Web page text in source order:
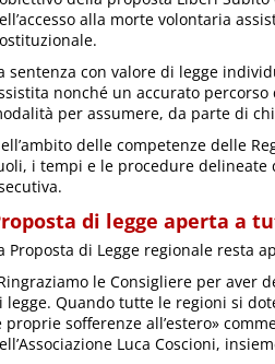
alla morte volontaria
sentenza con valore di legge
nonché un accurato
per assumere, da parte di
delle competenze delle
i tempi e le procedure delineate
di legge aperta a
Proposta di Legge regionale resta
le Consigliere per aver
legge. Quando tutte le regioni si
proprie sofferenze all’estero»
Luca Coscioni,